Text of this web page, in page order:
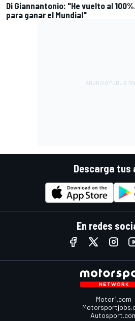
Di Giannantonio: "He vuelto al
para ganar el Mundial"
Descarga tus
En redes
Motor1.com